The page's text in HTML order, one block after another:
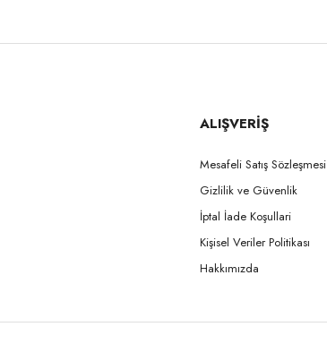
ALIŞVERİŞ
Mesafeli Satış Sözleşmesi
Gizlilik ve Güvenlik
İptal İade Koşullari
Kişisel Veriler Politikası
Hakkımızda